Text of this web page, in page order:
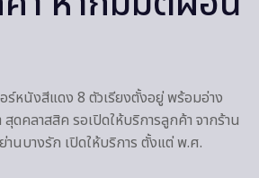
อร์หนังสีแดง 8 ตัวเรียงตั้งอยู่ พร้อมอ่าง
ดคลาสสิค รอเปิดให้บริการลูกค้า จากร้าน
นบางรัก เปิดให้บริการ ตั้งแต่ พ.ศ.